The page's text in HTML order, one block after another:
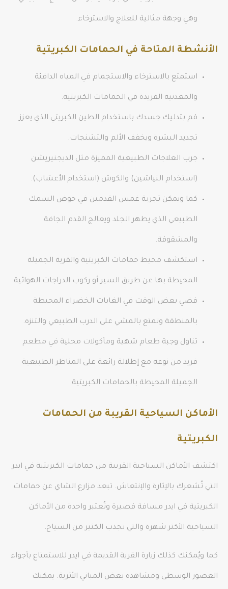
وهي وجهة مثالية للعلاج والاسترخاء.
الأنشطة المتاحة في الحمامات الكبريتية
استمتع بالاسترخاء والاستجمام في المياه الدافئة
والمعدنية الفريدة في الحمامات الكبريتية.
قم بتدليك جسدك باستخدام الطين الكبريتي الذي يعزز
تجديد البشرة ويخفف الألم والتشنجات.
جرب العلاجات الطبيعية المميزة مثل الديجنيريشن
(استخدام النياشين) والكوش (استخدام الأعشاب).
كما ويمكن تجربة غمس القدمين في حوض السمك
الطبيعي الذي يطهر الجلد ويعالج القدم الجافة
والمشقوقة.
استكشف محيط حمامات الكبريتية والقرية الجميلة
المحيطة بها عن طريق السير أو ركوب الدراجات الهوائية.
قضي بعض الوقت في الغابات الخضراء المحيطة
بالمنطقة وتمتع بالمشي على الدرب الطبيعي والتنزه.
تناول وجبة طعام شهية ومأكولات محلية في مطعم
فريد من نوعه مع إطلالة رائعة على المناظر الطبيعية
الجميلة المحيطة بالحمامات الكبريتية.
الأماكن السياحية القريبة من الحمامات
الكبريتية
اكتشف الأماكن السياحية القريبة من حمامات الكبريتية في ايدر
التي تُشعرك بالإثارة والإنتعاش. تبعد مزارع الشاي عن حمامات
الكبريتية في ايدر مسافة قصيرة وتُعتبر واحدة من الأماكن
السياحية الأكثر شهرة والتي تجذب الكثير من السياح.
كما ويُمكنك كذلك زيارة القرية القديمة في ايدر للاستمتاع بأجواء
العصور الوسطى ومشاهدة بعض المباني الأثرية. يمكنك